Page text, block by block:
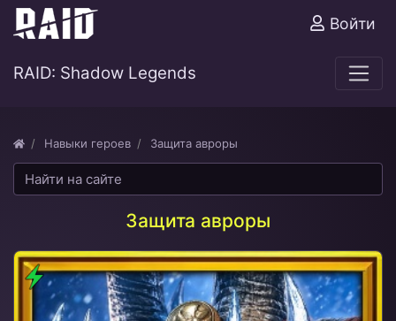
Войти
RAID: Shadow Legends
Навыки героев Защита авроры
Защита авроры
Дух